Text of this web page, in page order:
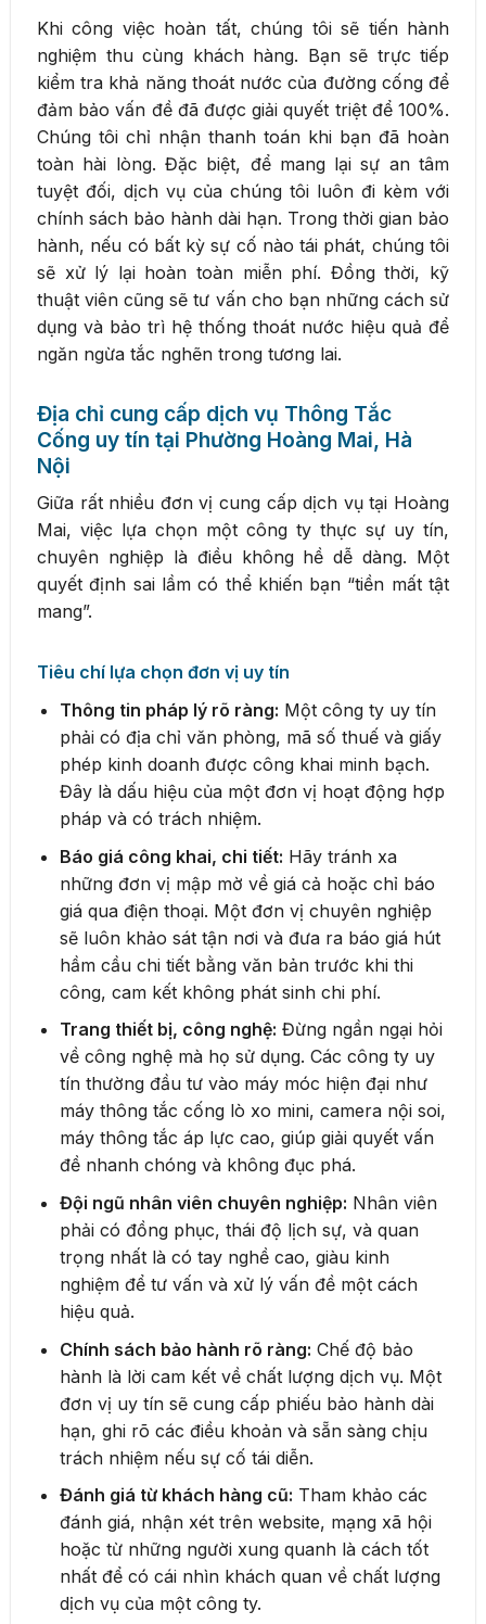
Khi công việc hoàn tất, chúng tôi sẽ tiến hành
nghiệm thu cùng khách hàng. Bạn sẽ trực tiếp
kiểm tra khả năng thoát nước của đường cống để
đảm bảo vấn đề đã được giải quyết triệt để 100%.
Chúng tôi chỉ nhận thanh toán khi bạn đã hoàn
toàn hài lòng. Đặc biệt, để mang lại sự an tâm
tuyệt đối, dịch vụ của chúng tôi luôn đi kèm với
chính sách bảo hành dài hạn. Trong thời gian bảo
hành, nếu có bất kỳ sự cố nào tái phát, chúng tôi
sẽ xử lý lại hoàn toàn miễn phí. Đồng thời, kỹ
thuật viên cũng sẽ tư vấn cho bạn những cách sử
dụng và bảo trì hệ thống thoát nước hiệu quả để
ngăn ngừa tắc nghẽn trong tương lai.
Địa chỉ cung cấp dịch vụ Thông Tắc
Cống uy tín tại Phường Hoàng Mai, Hà
Nội
Giữa rất nhiều đơn vị cung cấp dịch vụ tại Hoàng
Mai, việc lựa chọn một công ty thực sự uy tín,
chuyên nghiệp là điều không hề dễ dàng. Một
quyết định sai lầm có thể khiến bạn “tiền mất tật
mang”.
Tiêu chí lựa chọn đơn vị uy tín
Thông tin pháp lý rõ ràng: Một công ty uy tín
phải có địa chỉ văn phòng, mã số thuế và giấy
phép kinh doanh được công khai minh bạch.
Đây là dấu hiệu của một đơn vị hoạt động hợp
pháp và có trách nhiệm.
Báo giá công khai, chi tiết: Hãy tránh xa
những đơn vị mập mờ về giá cả hoặc chỉ báo
giá qua điện thoại. Một đơn vị chuyên nghiệp
sẽ luôn khảo sát tận nơi và đưa ra báo giá hút
hầm cầu chi tiết bằng văn bản trước khi thi
công, cam kết không phát sinh chi phí.
Trang thiết bị, công nghệ: Đừng ngần ngại hỏi
về công nghệ mà họ sử dụng. Các công ty uy
tín thường đầu tư vào máy móc hiện đại như
máy thông tắc cống lò xo mini, camera nội soi,
máy thông tắc áp lực cao, giúp giải quyết vấn
đề nhanh chóng và không đục phá.
Đội ngũ nhân viên chuyên nghiệp: Nhân viên
phải có đồng phục, thái độ lịch sự, và quan
trọng nhất là có tay nghề cao, giàu kinh
nghiệm để tư vấn và xử lý vấn đề một cách
hiệu quả.
Chính sách bảo hành rõ ràng: Chế độ bảo
hành là lời cam kết về chất lượng dịch vụ. Một
đơn vị uy tín sẽ cung cấp phiếu bảo hành dài
hạn, ghi rõ các điều khoản và sẵn sàng chịu
trách nhiệm nếu sự cố tái diễn.
Đánh giá từ khách hàng cũ: Tham khảo các
đánh giá, nhận xét trên website, mạng xã hội
hoặc từ những người xung quanh là cách tốt
nhất để có cái nhìn khách quan về chất lượng
dịch vụ của một công ty.